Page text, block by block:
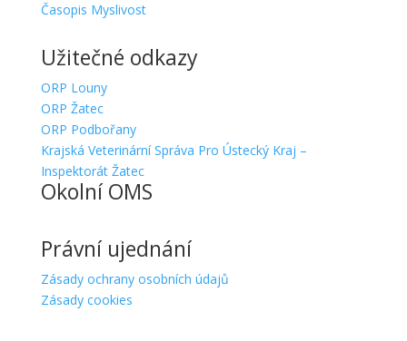
Časopis Myslivost
Užitečné odkazy
ORP Louny
ORP Žatec
ORP Podbořany
Krajská Veterinární Správa Pro Ústecký Kraj –
Inspektorát Žatec
Okolní OMS
Právní ujednání
Zásady ochrany osobních údajů
Zásady cookies